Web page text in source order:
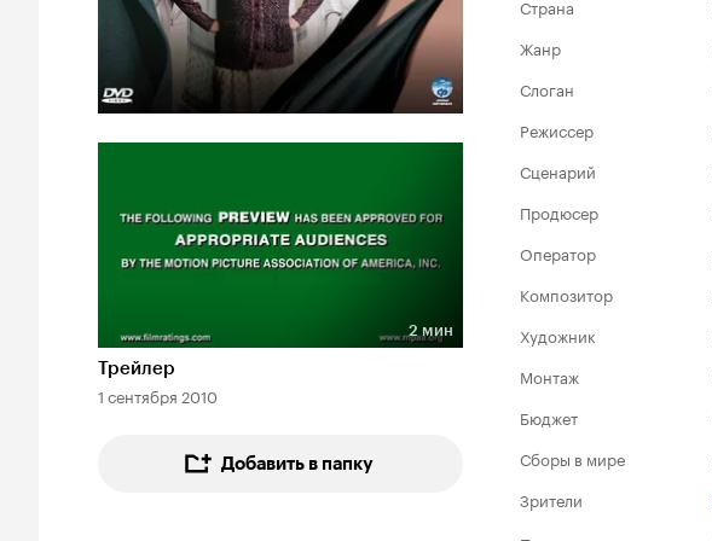
Длительность 2 мин
2 мин
Трейлер
1 сентября 2010
Добавить в папку
Страна
Жанр
Слоган
Режиссер
Сценарий
Продюсер
Оператор
Композитор
Художник
Монтаж
Бюджет
Сборы в мире
Зрители